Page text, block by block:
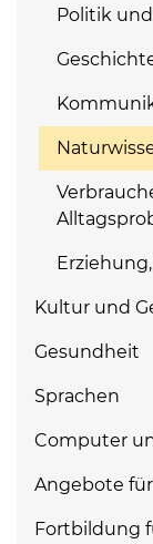
Politik
Kultur und
Gesundheit
Sprachen
Computer
Angebote
Fortbildung